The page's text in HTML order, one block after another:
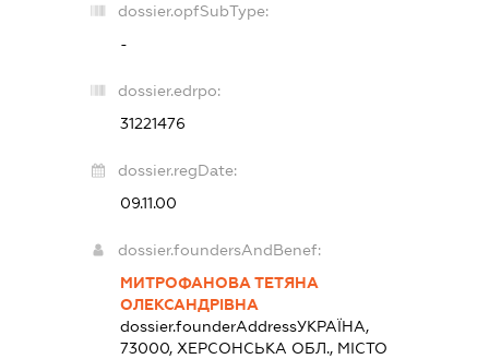
dossier.opfSubType:
-
dossier.edrpo:
31221476
dossier.regDate:
09.11.00
dossier.foundersAndBenef:
МИТРОФАНОВА ТЕТЯНА
ОЛЕКСАНДРІВНА
dossier.founderAddressУКРАЇНА,
73000, ХЕРСОНСЬКА ОБЛ., МІСТО